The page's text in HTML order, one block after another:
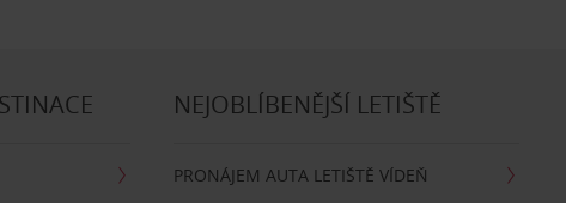
NEJOBLÍBENĚJŠÍ LETIŠTĚ
PRONÁJEM AUTA LETIŠTĚ VÍDEŇ